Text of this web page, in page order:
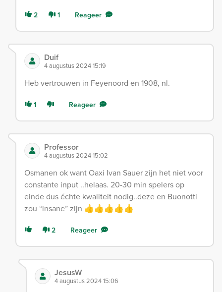
2 1 Reageer
Duif
4 augustus 2024 15:19
Heb vertrouwen in Feyenoord en 1908, nl.
1 Reageer
Professor
4 augustus 2024 15:02
Osmanen ok want Oaxi Ivan Sauer zijn het niet voor
constante input ..helaas. 20-30 min spelers op
einde dus échte kwaliteit nodig..deze en Buonotti
zou “insane” zijn 👍👍👍👍👍
2 Reageer
JesusW
4 augustus 2024 15:06